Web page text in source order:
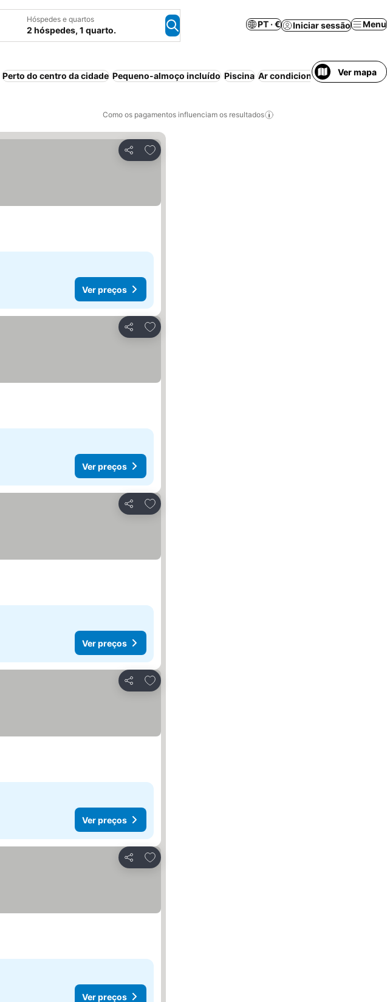
Hóspedes e quartos
2 hóspedes, 1 quarto.
PT · € Iniciar sessão Menu
Perto do centro da cidade Pequeno-almoço incluído Piscina Ar condicionado Aparthotel
Ver mapa
Como os pagamentos influenciam os resultados
Partilhar
Adicionar aos favoritos
Ver preços
Partilhar
Adicionar aos favoritos
Ver preços
Partilhar
Adicionar aos favoritos
Ver preços
Partilhar
Adicionar aos favoritos
Ver preços
Partilhar
Adicionar aos favoritos
Ver preços